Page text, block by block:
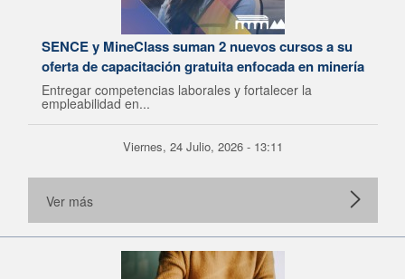
SENCE y MineClass suman 2 nuevos cursos a su
oferta de capacitación gratuita enfocada en minería
Entregar competencias laborales y fortalecer la
empleabilidad en...
Viernes, 24 Julio, 2026 - 13:11
Ver más